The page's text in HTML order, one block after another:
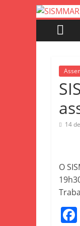
14
O